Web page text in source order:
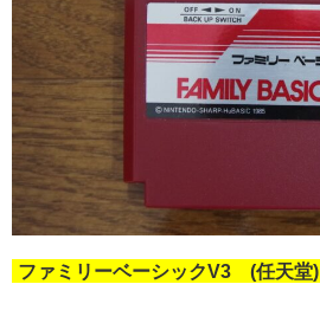
ファミリーベーシックV3 (任天堂)